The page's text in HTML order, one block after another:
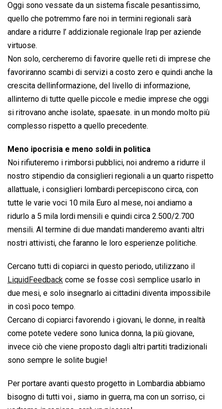
Oggi sono vessate da un sistema fiscale pesantissimo,
quello che potremmo fare noi in termini regionali sarà
andare a ridurre l’ addizionale regionale Irap per aziende
virtuose.
Non solo, cercheremo di favorire quelle reti di imprese che
favoriranno scambi di servizi a costo zero e quindi anche la
crescita dellinformazione, del livello di informazione,
allinterno di tutte quelle piccole e medie imprese che oggi
si ritrovano anche isolate, spaesate. in un mondo molto più
complesso rispetto a quello precedente.
Meno ipocrisia e meno soldi in politica
Noi rifiuteremo i rimborsi pubblici, noi andremo a ridurre il
nostro stipendio da consiglieri regionali a un quarto rispetto
allattuale, i consiglieri lombardi percepiscono circa, con
tutte le varie voci 10 mila Euro al mese, noi andiamo a
ridurlo a 5 mila lordi mensili e quindi circa 2.500/2.700
mensili. Al termine di due mandati manderemo avanti altri
nostri attivisti, che faranno le loro esperienze politiche.
Cercano tutti di copiarci in questo periodo, utilizzano il
LiquidFeedback come se fosse così semplice usarlo in
due mesi, e solo insegnarlo ai cittadini diventa impossibile
in così poco tempo.
Cercano di copiarci favorendo i giovani, le donne, in realtà
come potete vedere sono lunica donna, la più giovane,
invece ciò che viene proposto dagli altri partiti tradizionali
sono sempre le solite bugie!
Per portare avanti questo progetto in Lombardia abbiamo
bisogno di tutti voi , siamo in guerra, ma con un sorriso, ci